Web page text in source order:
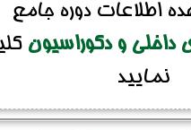
اطلاعات دوره جامع
و دکوراسیون
نمایید